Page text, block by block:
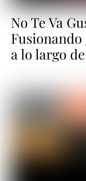
No Te Va
Fusionando
a lo largo